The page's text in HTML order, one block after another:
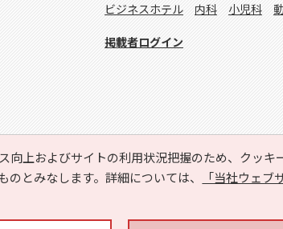
向上およびサイトの利用状況把握のため、クッ
とみなします。詳細については、
「当社ウェブ
ビジネスホテル
内科 小児科
掲載者ログイン
Copyright © HYOJITO.Co.,Ltd. All Rights Reserved.